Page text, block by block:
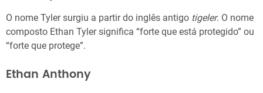
O nome Tyler surgiu a partir do inglês antigo tigeler. O nome
composto Ethan Tyler significa “forte que está protegido” ou
“forte que protege”.
Ethan Anthony